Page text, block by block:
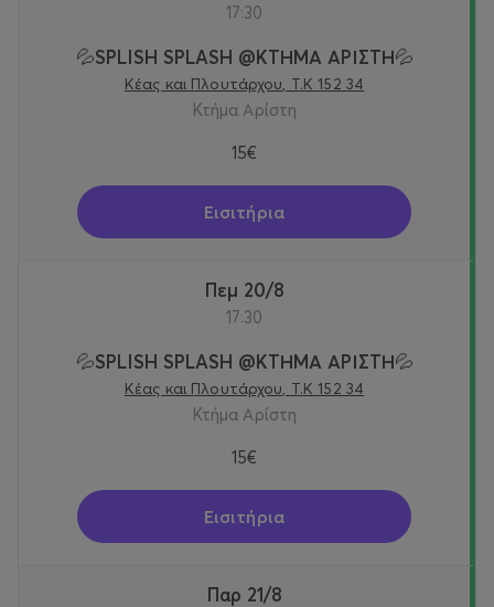
17:30
💦SPLISH SPLASH @KTΗΜΑ ΑΡΙΣΤΗ💦
Κέας και Πλουτάρχου, Τ.Κ 152 34
Κτήμα Αρίστη
15€
Εισιτήρια
Πεμ 20/8
17:30
💦SPLISH SPLASH @KTΗΜΑ ΑΡΙΣΤΗ💦
Κέας και Πλουτάρχου, Τ.Κ 152 34
Κτήμα Αρίστη
15€
Εισιτήρια
Παρ 21/8